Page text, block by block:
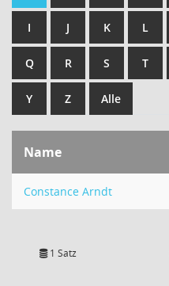
I J K L
Q R S T
Y Z Alle
Name
Constance Arndt
1 Satz